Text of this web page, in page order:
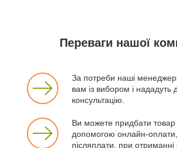
Переваги нашої
За потреби наші
вам із вибором і нададуть
консультацію.
Ви можете придбати товар
допомогою онлайн-оплати,
післяплати, при отриманні